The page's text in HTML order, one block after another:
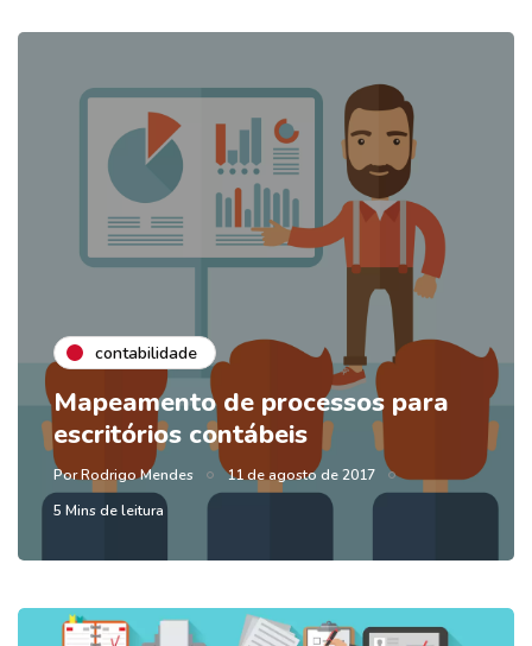
contabilidade
Mapeamento de processos para
escritórios contábeis
PorRodrigo Mendes
11 de agosto de 2017
5 Mins de leitura